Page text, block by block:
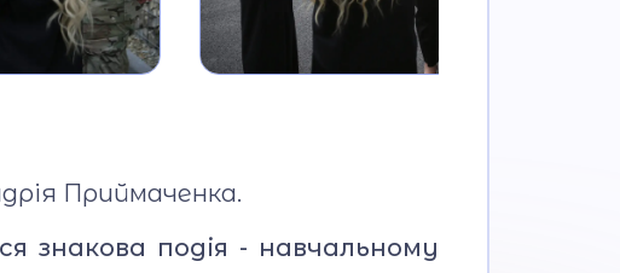
Приймаченка.
знакова подія - навчальному